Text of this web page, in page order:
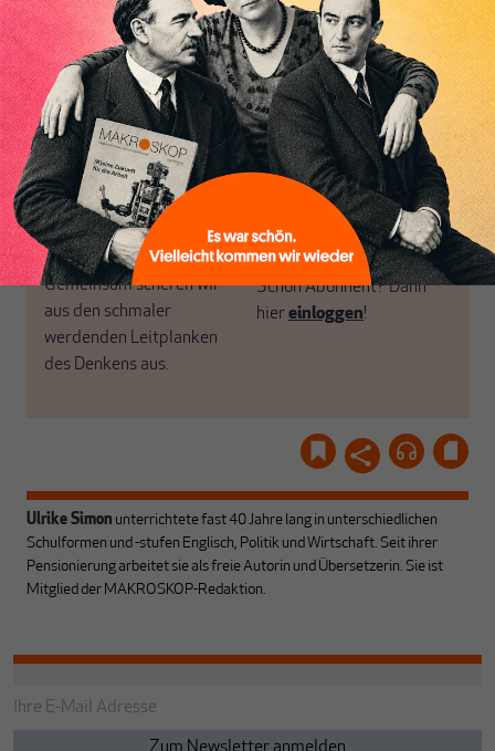
Inhaltsverzeichnis
MAKROSKOP steht für
das große Ganze. Wir
haben einen Blick auf
Geld, Wirtschaft und
Politik, den Sie so
woanders nicht finden.
Dabei leben wir von
unseren Autoren, ihren
Recherchen, ihrem Wissen
und ihrem Enthusiasmus.
Gemeinsam scheren wir
aus den schmaler
werdenden Leitplanken
des Denkens aus.
engen und verstaubten
Debattenräume.
Brauchen Sie auch frische
Luft? Dann folgen Sie
einfach dem Button.
ABONNIEREN SIE
MAKROSKOP
Schon Abonnent? Dann
hiereinloggen!
Ulrike Simon unterrichtete fast 40 Jahre lang in unterschiedlichen
Schulformen und -stufen Englisch, Politik und Wirtschaft. Seit ihrer
Pensionierung arbeitet sie als freie Autorin und Übersetzerin. Sie ist
Mitglied der MAKROSKOP-Redaktion.